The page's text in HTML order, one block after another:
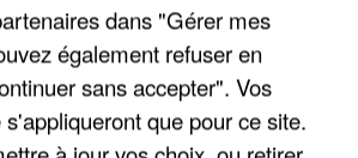
CHANTE
Voir plus
SUIS À DISPOSITION DES
ENFOIRÉS"
dans "Gérer mes
également refuser en
sans accepter". Vos
que pour ce site.